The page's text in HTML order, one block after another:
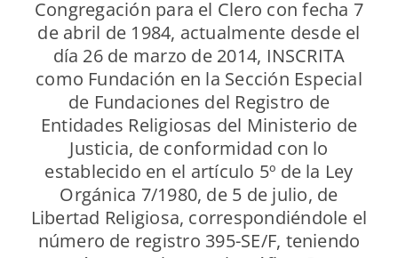
Congregación para el Clero con fecha 7
de abril de 1984, actualmente desde el
día 26 de marzo de 2014, INSCRITA
como Fundación en la Sección Especial
de Fundaciones del Registro de
Entidades Religiosas del Ministerio de
Justicia, de conformidad con lo
establecido en el artículo 5º de la Ley
Orgánica 7/1980, de 5 de julio, de
Libertad Religiosa, correspondiéndole el
número de registro 395-SE/F, teniendo